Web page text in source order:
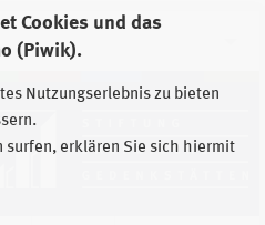
Cookies und das
(Piwik).
Nutzungserlebnis zu bieten
surfen, erklären Sie sich hiermit